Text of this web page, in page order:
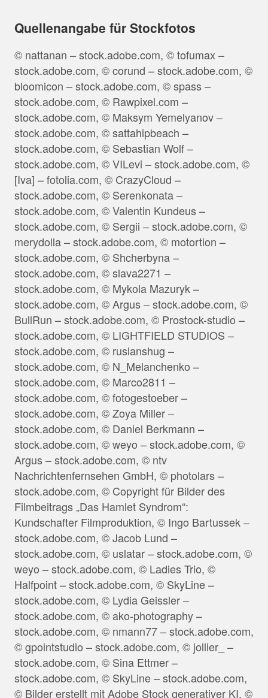
Quellenangabe für Stockfotos
© nattanan – stock.adobe.com, © tofumax –
stock.adobe.com, © corund – stock.adobe.com, ©
bloomicon – stock.adobe.com, © spass –
stock.adobe.com, © Rawpixel.com –
stock.adobe.com, © Maksym Yemelyanov –
stock.adobe.com, © sattahipbeach –
stock.adobe.com, © Sebastian Wolf –
stock.adobe.com, © VILevi – stock.adobe.com, ©
[Iva] – fotolia.com, © CrazyCloud –
stock.adobe.com, © Serenkonata –
stock.adobe.com, © Valentin Kundeus –
stock.adobe.com, © Sergii – stock.adobe.com, ©
merydolla – stock.adobe.com, © motortion –
stock.adobe.com, © Shcherbyna –
stock.adobe.com, © slava2271 –
stock.adobe.com, © Mykola Mazuryk –
stock.adobe.com, © Argus – stock.adobe.com, ©
BullRun – stock.adobe.com, © Prostock-studio –
stock.adobe.com, © LIGHTFIELD STUDIOS –
stock.adobe.com, © ruslanshug –
stock.adobe.com, © N_Melanchenko –
stock.adobe.com, © Marco2811 –
stock.adobe.com, © fotogestoeber –
stock.adobe.com, © Zoya Miller –
stock.adobe.com, © Daniel Berkmann –
stock.adobe.com, © weyo – stock.adobe.com, ©
Argus – stock.adobe.com, © ntv
Nachrichtenfernsehen GmbH, © photolars –
stock.adobe.com, © Copyright für Bilder des
Filmbeitrags „Das Hamlet Syndrom“:
Kundschafter Filmproduktion, © Ingo Bartussek –
stock.adobe.com, © Jacob Lund –
stock.adobe.com, © uslatar – stock.adobe.com, ©
weyo – stock.adobe.com, © Ladies Trio, ©
Halfpoint – stock.adobe.com, © SkyLine –
stock.adobe.com, © Lydia Geissler –
stock.adobe.com, © ako-photography –
stock.adobe.com, © nmann77 – stock.adobe.com,
© gpointstudio – stock.adobe.com, © jollier_ –
stock.adobe.com, © Sina Ettmer –
stock.adobe.com, © SkyLine – stock.adobe.com,
© Bilder erstellt mit Adobe Stock generativer KI, ©